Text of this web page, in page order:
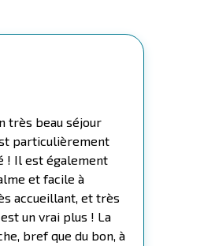
très beau séjour
particulièrement
! Il est également
et facile à
accueillant, et très
un vrai plus ! La
bref que du bon, à